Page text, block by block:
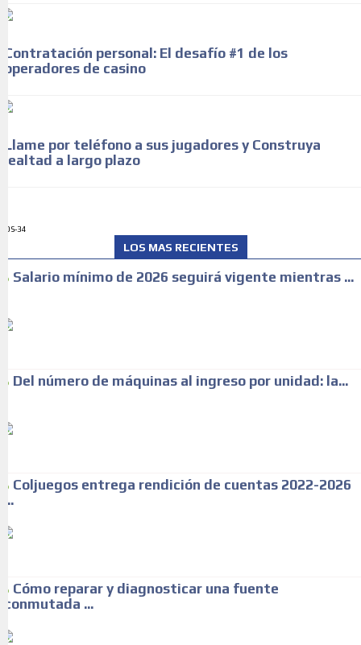
Contratación personal: El desafío #1 de los
operadores de casino
Llame por teléfono a sus jugadores y Construya
lealtad a largo plazo
ADS-34
LOS MAS RECIENTES
Salario mínimo de 2026 seguirá vigente mientras ...
Del número de máquinas al ingreso por unidad: la...
Coljuegos entrega rendición de cuentas 2022-2026
...
Cómo reparar y diagnosticar una fuente
conmutada ...